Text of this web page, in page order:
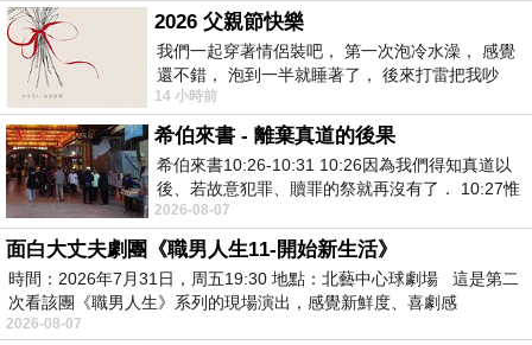
視覺上看起來就很誘人給人一種很好好喝的感覺，
一盒是7小包，獨立包裝就算外出放包包，
攜帶也很方便又不佔空間，每一小包都含有專利12種益生菌、
水溶性食物纖維、綜合維生素礦物質、綜合分解酵素，
2026 父親節快樂
我們一起穿著情侶裝吧， 第一次泡冷水澡， 感覺
還不錯， 泡到一半就睡著了， 後來打雷把我吵
醒， 手
14 小時前
希伯來書 - 離棄真道的後果
希伯來書10:26-10:31 10:26因為我們得知真道以
後、若故意犯罪、贖罪的祭就再沒有了． 10:27惟
有戰懼等候審判和那燒滅眾敵人的烈火
2026-08-07
面白大丈夫劇團《職男人生11-開始新生活》
時間：2026年7月31日，周五19:30 地點：北藝中心球劇場 這是第二
次看該團《職男人生》系列的現場演出，感覺新鮮度、喜劇感
2026-08-07